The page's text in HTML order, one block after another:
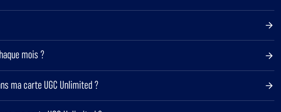
mois ?
ma carte UGC Unlimited ?